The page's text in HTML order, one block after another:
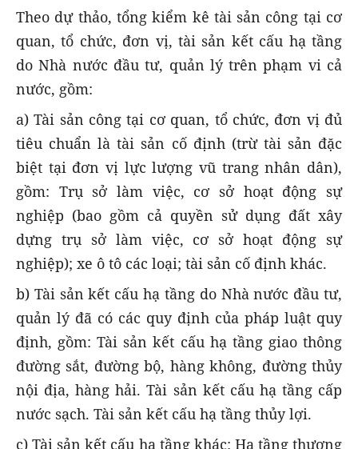
Theo dự thảo, tổng kiểm kê tài sản công tại cơ
quan, tổ chức, đơn vị, tài sản kết cấu hạ tầng
do Nhà nước đầu tư, quản lý trên phạm vi cả
nước, gồm:
a) Tài sản công tại cơ quan, tổ chức, đơn vị đủ
tiêu chuẩn là tài sản cố định (trừ tài sản đặc
biệt tại đơn vị lực lượng vũ trang nhân dân),
gồm: Trụ sở làm việc, cơ sở hoạt động sự
nghiệp (bao gồm cả quyền sử dụng đất xây
dựng trụ sở làm việc, cơ sở hoạt động sự
nghiệp); xe ô tô các loại; tài sản cố định khác.
b) Tài sản kết cấu hạ tầng do Nhà nước đầu tư,
quản lý đã có các quy định của pháp luật quy
định, gồm: Tài sản kết cấu hạ tầng giao thông
đường sắt, đường bộ, hàng không, đường thủy
nội địa, hàng hải. Tài sản kết cấu hạ tầng cấp
nước sạch. Tài sản kết cấu hạ tầng thủy lợi.
c) Tài sản kết cấu hạ tầng khác: Hạ tầng thương